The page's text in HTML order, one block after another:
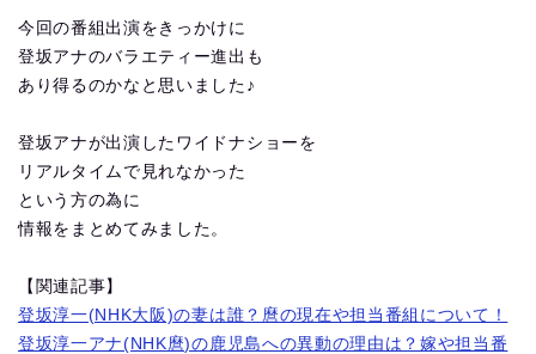
今回の番組出演をきっかけに
登坂アナのバラエティー進出も
あり得るのかなと思いました♪
登坂アナが出演したワイドナショーを
リアルタイムで見れなかった
という方の為に
情報をまとめてみました。
【関連記事】
登坂淳一(NHK大阪)の妻は誰？麿の現在や担当番組について！
登坂淳一アナ(NHK麿)の鹿児島への異動の理由は？嫁や担当番